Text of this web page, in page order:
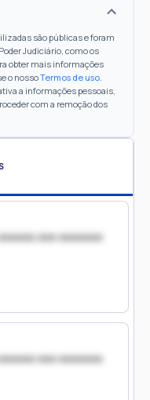
são públicas e foram
Judiciário, como os
obter mais informações
o nossoTermos de uso.
a informações pessoais,
com a remoção dos
xxx xxxxxxx
xxx xxxxxxx